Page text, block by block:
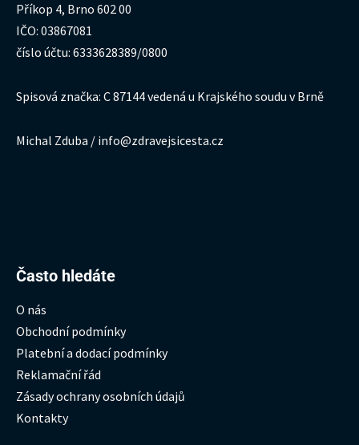
Příkop 4, Brno 602 00
IČO: 03867081
číslo účtu: 6333628389/0800
Spisová značka: C 87144 vedená u Krajského soudu v Brně
Michal Zduba / info@zdravejsicesta.cz
Často hledáte
O nás
Obchodní podmínky
Platební a dodací podmínky
Reklamační řád
Zásady ochrany osobních údajů
Kontakty
Hledat: